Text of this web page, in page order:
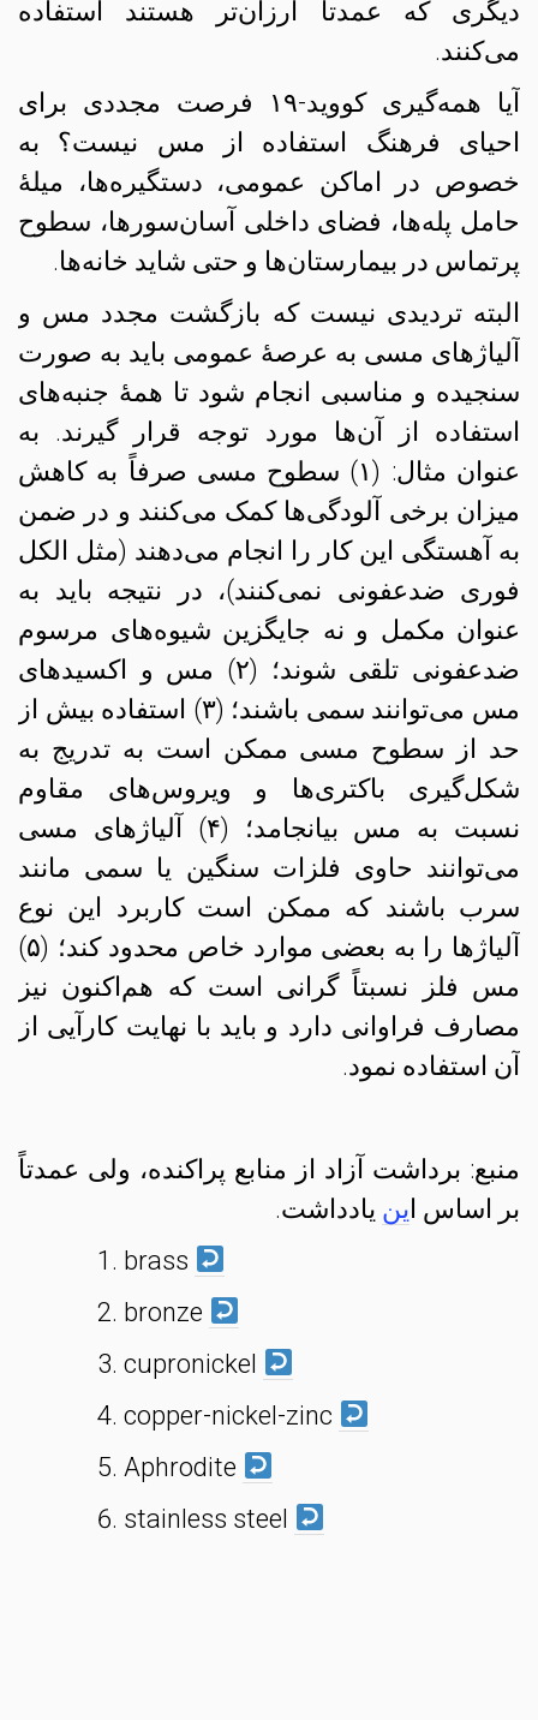
دیگری که عمدتاً ارزان‌تر هستند استفاده
می‌کنند.
آیا همه‌گیری کووید-۱۹ فرصت مجددی برای
احیای فرهنگ استفاده از مس نیست؟ به
خصوص در اماکن عمومی، دستگیره‌ها، میلهٔ
حامل پله‌ها، فضای داخلی آسان‌سورها، سطوح
پرتماس در بیمارستان‌ها و حتی شاید خانه‌ها.
البته تردیدی نیست که بازگشت مجدد مس و
آلیاژهای مسی به عرصهٔ عمومی باید به صورت
سنجیده و مناسبی انجام شود تا همهٔ‌ جنبه‌های
استفاده از آن‌ها مورد توجه قرار گیرند. به
عنوان مثال: (۱) سطوح مسی صرفاً به کاهش
میزان برخی آلودگی‌ها کمک می‌کنند و در ضمن
به آهستگی این کار را انجام می‌دهند (مثل الکل
فوری ضدعفونی نمی‌کنند)، در نتیجه باید به
عنوان مکمل و نه جایگزین شیوه‌های مرسوم
ضدعفونی تلقی شوند؛ (۲) مس و اکسیدهای
مس می‌توانند سمی باشند؛ (۳) استفاده بیش از
حد از سطوح مسی ممکن است به تدریج به
شکل‌گیری باکتری‌ها و ویروس‌های مقاوم
نسبت به مس بیانجامد؛ (۴) آلیاژهای مسی
می‌توانند حاوی فلزات سنگین یا سمی مانند
سرب باشند که ممکن است کاربرد این نوع
آلیاژها را به بعضی موارد خاص محدود کند؛ (۵)
مس فلز نسبتاً گرانی است که هم‌اکنون نیز
مصارف فراوانی دارد و باید با نهایت کارآیی از
آن استفاده نمود.
منبع: برداشت آزاد از منابع پراکنده،‌ ولی عمدتاً
بر اساس این یادداشت.
brass
bronze
cupronickel
copper-nickel-zinc
Aphrodite
stainless steel